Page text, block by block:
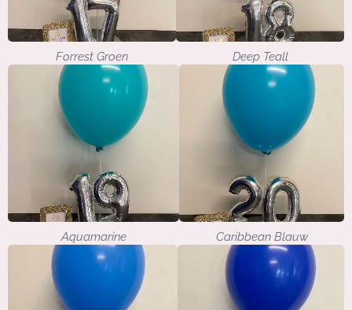
Forrest Groen Deep Teall
Aquamarine Caribbean Blauw